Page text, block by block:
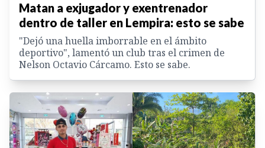
Matan a exjugador y exentrenador
dentro de taller en Lempira: esto se sabe
"Dejó una huella imborrable en el ámbito
deportivo", lamentó un club tras el crimen de
Nelson Octavio Cárcamo. Esto se sabe.